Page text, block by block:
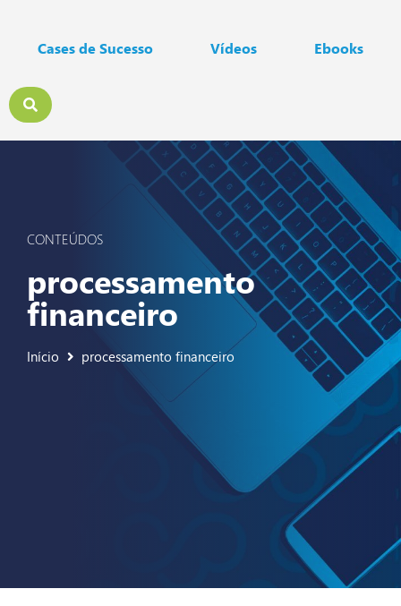
Cases de Sucesso Vídeos Ebooks
CONTEÚDOS
processamento
financeiro
Início processamento financeiro